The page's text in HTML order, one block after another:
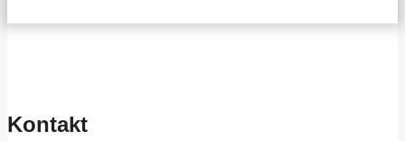
Kontakt